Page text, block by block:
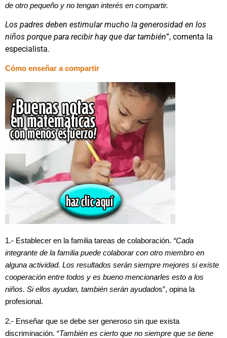
de otro pequeño y no tengan interés en compartir.
Los padres deben estimular mucho la generosidad en los
niños porque para recibir hay que dar también”, comenta la
especialista.
Cómo enseñar a compartir
1.- Establecer en la familia tareas de colaboración. “Cada
integrante de la familia puede colaborar con otro miembro en
alguna actividad. Los resultados serán siempre mejores si existe
cooperación entre todos y es bueno mencionarles esto a los
niños. Si ellos ayudan, también serán ayudados”, opina la
profesional.
2.- Enseñar que se debe ser generoso sin que exista
discriminación. “También es cierto que no siempre que se tiene